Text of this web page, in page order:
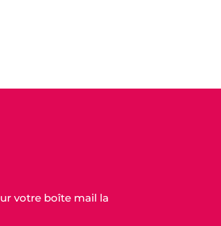
votre boîte mail la